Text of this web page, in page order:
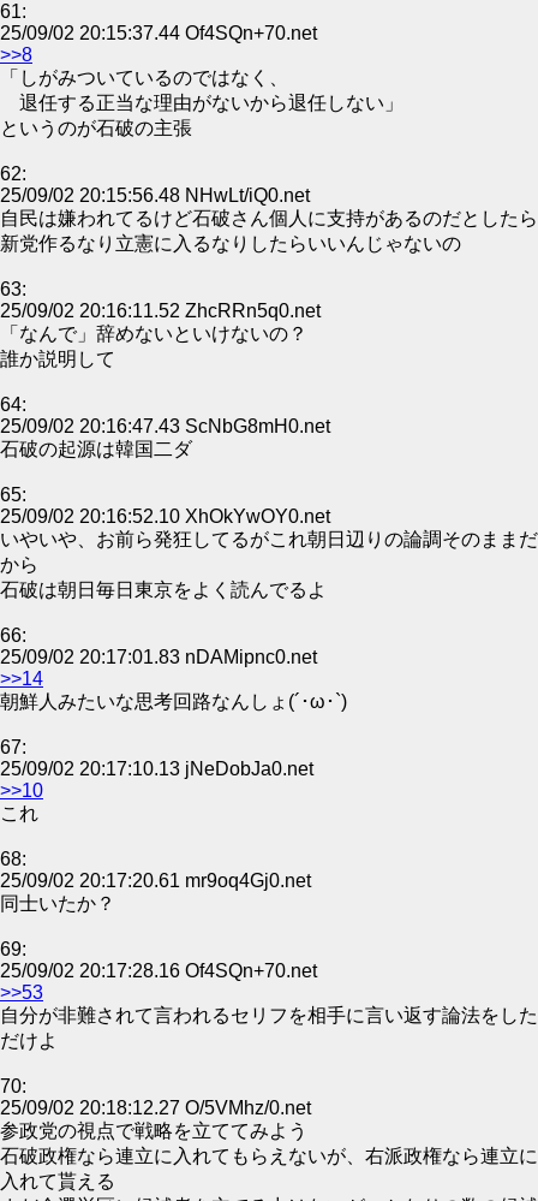
61:
25/09/02 20:15:37.44 Of4SQn+70.net
>>8
「しがみついているのではなく、
退任する正当な理由がないから退任しない」
というのが石破の主張
62:
25/09/02 20:15:56.48 NHwLt/iQ0.net
自民は嫌われてるけど石破さん個人に支持があるのだとしたら
新党作るなり立憲に入るなりしたらいいんじゃないの
63:
25/09/02 20:16:11.52 ZhcRRn5q0.net
「なんで」辞めないといけないの？
誰か説明して
64:
25/09/02 20:16:47.43 ScNbG8mH0.net
石破の起源は韓国二ダ
65:
25/09/02 20:16:52.10 XhOkYwOY0.net
いやいや、お前ら発狂してるがこれ朝日辺りの論調そのままだ
から
石破は朝日毎日東京をよく読んでるよ
66:
25/09/02 20:17:01.83 nDAMipnc0.net
>>14
朝鮮人みたいな思考回路なんしょ(´･ω･`)
67:
25/09/02 20:17:10.13 jNeDobJa0.net
>>10
これ
68:
25/09/02 20:17:20.61 mr9oq4Gj0.net
同士いたか？
69:
25/09/02 20:17:28.16 Of4SQn+70.net
>>53
自分が非難されて言われるセリフを相手に言い返す論法をした
だけよ
70:
25/09/02 20:18:12.27 O/5VMhz/0.net
参政党の視点で戦略を立ててみよう
石破政権なら連立に入れてもらえないが、右派政権なら連立に
入れて貰える